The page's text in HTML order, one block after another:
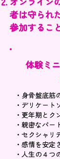
者は守られ
参加するこ
体験ミ
・身骨盤底筋
・デリケート
・更年期とク
・親密なパー
・セクシャ
・感情を安定
・人生の４つ